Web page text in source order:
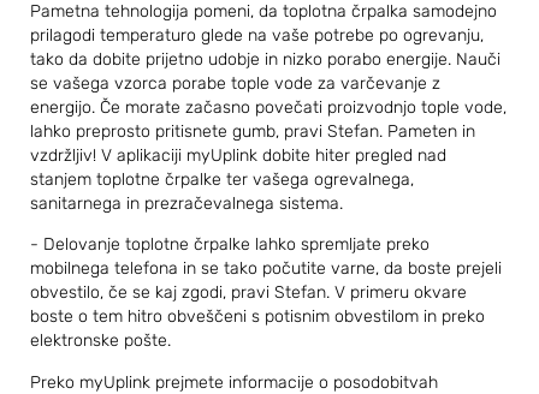
Pametna tehnologija pomeni, da toplotna črpalka samodejno
prilagodi temperaturo glede na vaše potrebe po ogrevanju,
tako da dobite prijetno udobje in nizko porabo energije. Nauči
se vašega vzorca porabe tople vode za varčevanje z
energijo. Če morate začasno povečati proizvodnjo tople vode,
lahko preprosto pritisnete gumb, pravi Stefan. Pameten in
vzdržljiv! V aplikaciji myUplink dobite hiter pregled nad
stanjem toplotne črpalke ter vašega ogrevalnega,
sanitarnega in prezračevalnega sistema.
- Delovanje toplotne črpalke lahko spremljate preko
mobilnega telefona in se tako počutite varne, da boste prejeli
obvestilo, če se kaj zgodi, pravi Stefan. V primeru okvare
boste o tem hitro obveščeni s potisnim obvestilom in preko
elektronske pošte.
Preko myUplink prejmete informacije o posodobitvah